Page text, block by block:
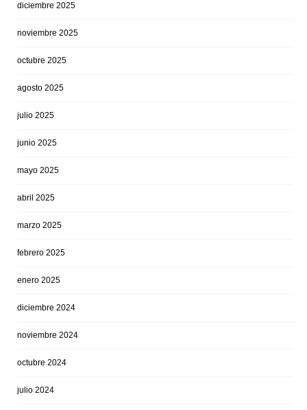
diciembre 2025
noviembre 2025
octubre 2025
agosto 2025
julio 2025
junio 2025
mayo 2025
abril 2025
marzo 2025
febrero 2025
enero 2025
diciembre 2024
noviembre 2024
octubre 2024
julio 2024